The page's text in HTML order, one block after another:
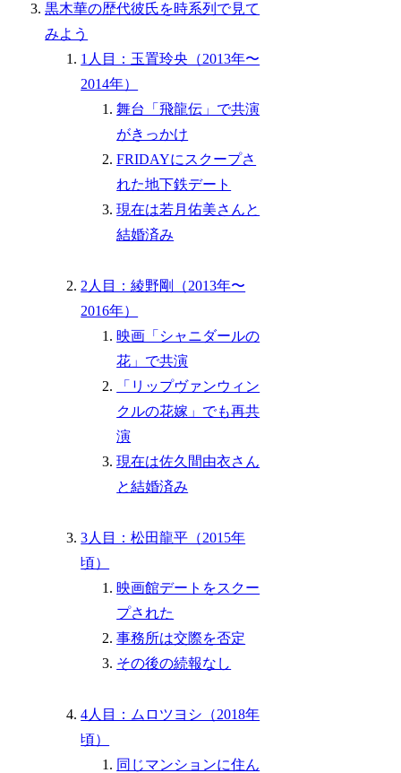
黒木華の歴代彼氏を時系列で見て
みよう
1人目：玉置玲央（2013年〜
2014年）
舞台「飛龍伝」で共演
がきっかけ
FRIDAYにスクープさ
れた地下鉄デート
現在は若月佑美さんと
結婚済み
2人目：綾野剛（2013年〜
2016年）
映画「シャニダールの
花」で共演
「リップヴァンウィン
クルの花嫁」でも再共
演
現在は佐久間由衣さん
と結婚済み
3人目：松田龍平（2015年
頃）
映画館デートをスクー
プされた
事務所は交際を否定
その後の続報なし
4人目：ムロツヨシ（2018年
頃）
同じマンションに住ん